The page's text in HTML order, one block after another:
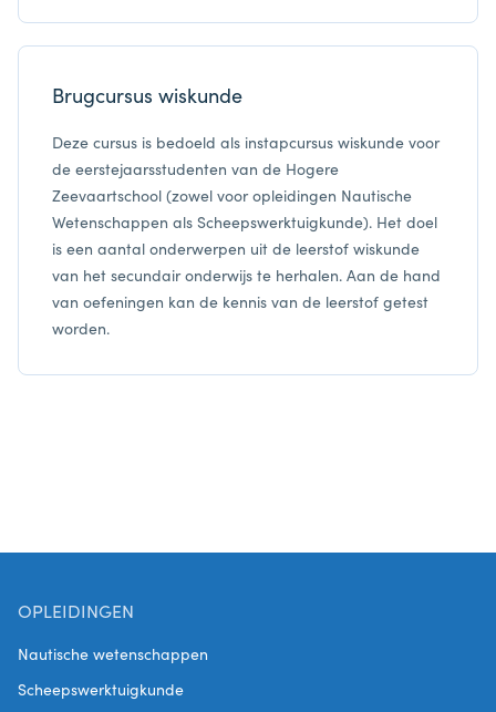
Brugcursus wiskunde
Deze cursus is bedoeld als instapcursus wiskunde voor
de eerstejaarsstudenten van de Hogere
Zeevaartschool (zowel voor opleidingen Nautische
Wetenschappen als Scheepswerktuigkunde). Het doel
is een aantal onderwerpen uit de leerstof wiskunde
van het secundair onderwijs te herhalen. Aan de hand
van oefeningen kan de kennis van de leerstof getest
worden.
OPLEIDINGEN
Nautische wetenschappen
Scheepswerktuigkunde